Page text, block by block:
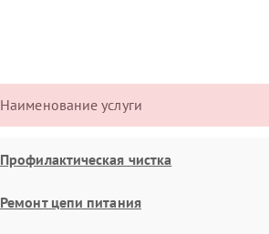
Наименование услуги
Профилактическая чистка
Ремонт цепи питания